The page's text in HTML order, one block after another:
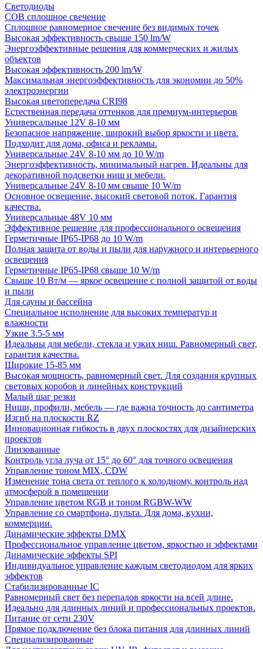
Светодиоды
COB сплошное свечение
Сплошное равномерное свечение без видимых точек
Высокая эффективность свыше 150 lm/W
Энергоэффективные решения для коммерческих и жилых
объектов
Высокая эффективность 200 lm/W
Максимальная энергоэффективность для экономии до 50%
электроэнергии
Высокая цветопередача CRI98
Естественная передача оттенков для премиум-интерьеров
Универсальные 12V 8-10 мм
Безопасное напряжение, широкий выбор яркости и цвета.
Подходит для дома, офиса и рекламы.
Универсальные 24V 8-10 мм до 10 W/m
Энергоэффективность, минимальный нагрев. Идеальны для
декоративной подсветки ниш и мебели.
Универсальные 24V 8-10 мм свыше 10 W/m
Основное освещение, высокий световой поток. Гарантия
качества.
Универсальные 48V 10 мм
Эффективное решение для профессионального освещения
Герметичные IP65-IP68 до 10 W/m
Полная защита от воды и пыли для наружного и интерьерного
освещения
Герметичные IP65-IP68 свыше 10 W/m
Свыше 10 Вт/м — яркое освещение с полной защитой от воды
и пыли
Для сауны и бассейна
Специальное исполнение для высоких температур и
влажности
Узкие 3.5-5 мм
Идеальны для мебели, стекла и узких ниш. Равномерный свет,
гарантия качества.
Широкие 15-85 мм
Высокая мощность, равномерный свет. Для создания крупных
световых коробов и линейных конструкций
Малый шаг резки
Ниши, профили, мебель — где важна точность до сантиметра
Изгиб на плоскости RZ
Инновационная гибкость в двух плоскостях для дизайнерских
проектов
Линзованные
Контроль угла луча от 15° до 60° для точного освещения
Управление тоном MIX, CDW
Изменение тона света от теплого к холодному. контроль над
атмосферой в помещении
Управление цветом RGB и тоном RGBW-WW
Управление со смартфона, пульта. Для дома, кухни,
коммерции.
Динамические эффекты DMX
Профессиональное управление цветом, яркостью и эффектами
Динамические эффекты SPI
Индивидуальное управление каждым светодиодом для ярких
эффектов
Стабилизированные IC
Равномерный свет без перепадов яркости на всей длине.
Идеально для длинных линий и профессиональных проектов.
Питание от сети 230V
Прямое подключение без блока питания для длинных линий
Специализированные